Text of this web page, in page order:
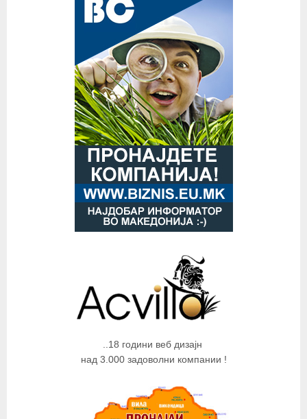
..18 години веб дизајн
над 3.000 задоволни компании !